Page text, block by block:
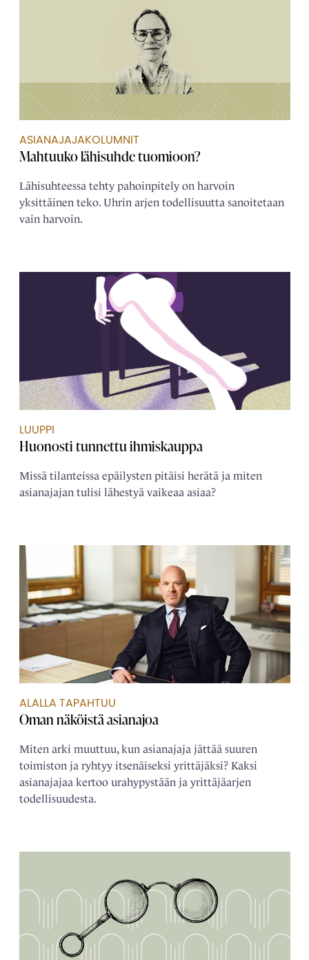
ASIANAJAJAKOLUMNIT
Mahtuuko lähisuhde tuomioon?
Lähisuhteessa tehty pahoinpitely on harvoin
yksittäinen teko. Uhrin arjen todellisuutta sanoitetaan
vain harvoin.
LUUPPI
Huonosti tunnettu ihmiskauppa
Missä tilanteissa epäilysten pitäisi herätä ja miten
asianajajan tulisi lähestyä vaikeaa asiaa?
ALALLA TAPAHTUU
Oman näköistä ­asianajoa
Miten arki muuttuu, kun asianajaja jättää suuren
toimiston ja ryhtyy itsenäiseksi yrittäjäksi? Kaksi
asianajajaa kertoo urahypystään ja yrittäjäarjen
todellisuudesta.